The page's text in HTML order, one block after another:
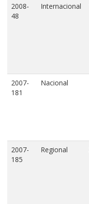
2008-
48
Internacional
2007-
181
Nacional
2007-
185
Regional